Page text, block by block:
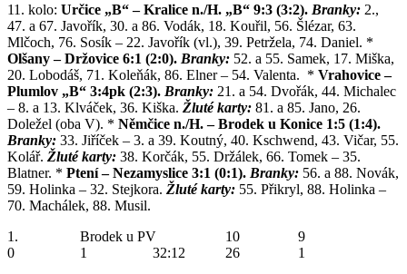
11. kolo: Určice „B“ – Kralice n./H. „B“ 9:3 (3:2). Branky: 2.,
47. a 67. Javořík, 30. a 86. Vodák, 18. Kouřil, 56. Šlézar, 63.
Mlčoch, 76. Sosík – 22. Javořík (vl.), 39. Petržela, 74. Daniel. *
Olšany – Držovice 6:1 (2:0). Branky: 52. a 55. Samek, 17. Miška,
20. Lobodáš, 71. Koleňák, 86. Elner – 54. Valenta. * Vrahovice –
Plumlov „B“ 3:4pk (2:3). Branky: 21. a 54. Dvořák, 44. Michalec
– 8. a 13. Klváček, 36. Kiška. Žluté karty: 81. a 85. Jano, 26.
Doležel (oba V). * Němčice n./H. – Brodek u Konice 1:5 (1:4).
Branky: 33. Jiříček – 3. a 39. Koutný, 40. Kschwend, 43. Vičar, 55.
Kolář. Žluté karty: 38. Korčák, 55. Držálek, 66. Tomek – 35.
Blatner. * Ptení – Nezamyslice 3:1 (0:1). Branky: 56. a 88. Novák,
59. Holinka – 32. Stejkora. Žluté karty: 55. Přikryl, 88. Holinka –
70. Machálek, 88. Musil.
1. Brodek u PV 10 9
0 1 32:12 26 1